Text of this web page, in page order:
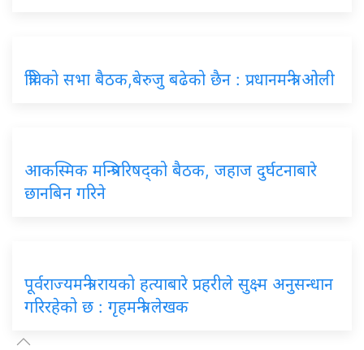
त्रिविको सभा बैठक,बेरुजु बढेको छैन : प्रधानमन्त्री ओली
आकस्मिक मन्त्रिपरिषद्को बैठक, जहाज दुर्घटनाबारे
छानबिन गरिने
पूर्वराज्यमन्त्री रायको हत्याबारे प्रहरीले सुक्ष्म अनुसन्धान
गरिरहेको छ : गृहमन्त्री लेखक